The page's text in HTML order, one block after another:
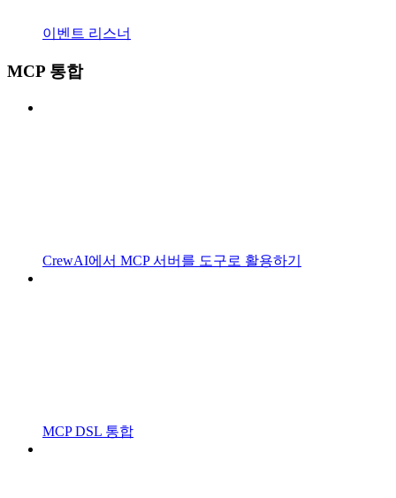
이벤트 리스너
MCP 통합
CrewAI에서 MCP 서버를 도구로 활용하기
MCP DSL 통합